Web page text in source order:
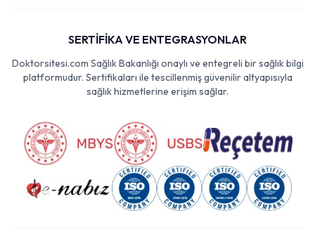
SERTİFİKA VE ENTEGRASYONLAR
Doktorsitesi.com Sağlık Bakanlığı onaylı ve entegreli bir sağlık bilgi
platformudur. Sertifikaları ile tescillenmiş güvenilir altyapısıyla
sağlık hizmetlerine erişim sağlar.